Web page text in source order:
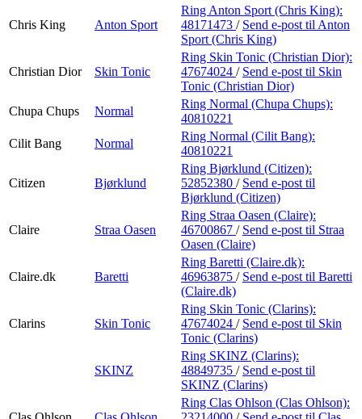
Chris King Anton Sport
Ring Anton Sport (Chris King):
48171473 / Send e-post til Anton
Sport (Chris King)
Christian Dior Skin Tonic
Ring Skin Tonic (Christian Dior):
47674024 / Send e-post til Skin
Tonic (Christian Dior)
Chupa Chups
Normal
Ring Normal (Chupa Chups):
40810221
Cilit Bang
Normal
Ring Normal (Cilit Bang):
40810221
Citizen Bjørklund
Ring Bjørklund (Citizen):
52852380 / Send e-post til
Bjørklund (Citizen)
Claire Straa Oasen
Ring Straa Oasen (Claire):
46700867 / Send e-post til Straa
Oasen (Claire)
Claire.dk Baretti
Ring Baretti (Claire.dk):
46963875 / Send e-post til Baretti
(Claire.dk)
Clarins Skin Tonic
Ring Skin Tonic (Clarins):
47674024 / Send e-post til Skin
Tonic (Clarins)
SKINZ
Ring SKINZ (Clarins):
48849735 / Send e-post til
SKINZ (Clarins)
Ring Clas Ohlson (Clas Ohlson):